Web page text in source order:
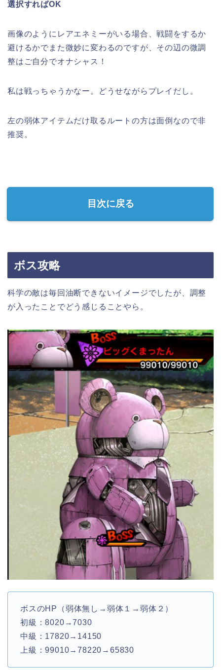
選択すればOK
画像のようにレアエネミーがいる場合、戦闘をするか
避けるかでまた微妙に変わるのですが、その辺の微調
整はご自分でオナシャス！
私は戦っちゃうかなー。どうせながらプレイだし。
左の弱体アイテムだけ取るルートの方は面倒なので非
推奨。
目次に戻る
ボス攻略
科学の敵は毎回油断できないイメージでしたが、調整
が入ったことでどう感じることやら。
ボスのHP（弱体無し→弱体１→弱体２）
初級：8020→7030
中級：17820→14150
上級：99010→78220→65830